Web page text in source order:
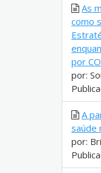
As
como
por
por:
A
saúde
por: